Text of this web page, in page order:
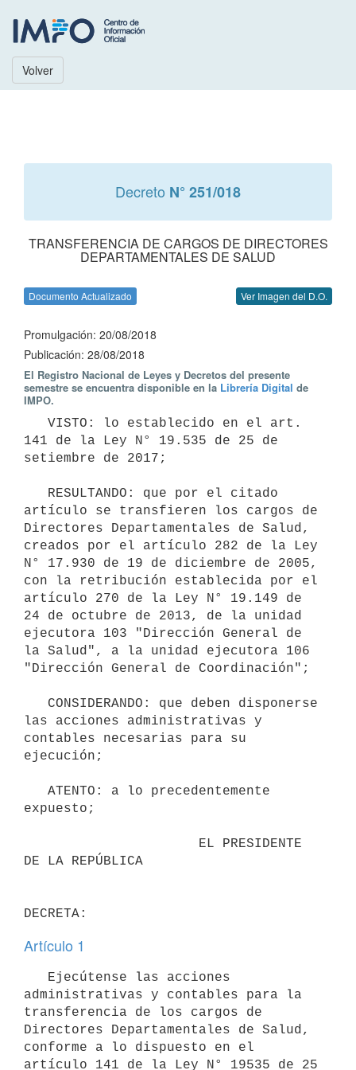
Volver
Decreto N° 251/018
TRANSFERENCIA DE CARGOS DE DIRECTORES
DEPARTAMENTALES DE SALUD
Documento Actualizado Ver Imagen del D.O.
Promulgación: 20/08/2018
Publicación: 28/08/2018
El Registro Nacional de Leyes y Decretos del presente
semestre se encuentra disponible en la Librería Digital de
IMPO.
141 de la Ley N° 19.535 de 25 de
setiembre de 2017;
artículo se transfieren los cargos de
Directores Departamentales de Salud,
creados por el artículo 282 de la Ley
N° 17.930 de 19 de diciembre de 2005,
con la retribución establecida por el
artículo 270 de la Ley N° 19.149 de
24 de octubre de 2013, de la unidad
ejecutora 103 "Dirección General de
la Salud", a la unidad ejecutora 106
"Dirección General de Coordinación";
las acciones administrativas y
contables necesarias para su
ejecución;
expuesto;
DE LA REPÚBLICA
Artículo 1
administrativas y contables para la
transferencia de los cargos de
Directores Departamentales de Salud,
conforme a lo dispuesto en el
artículo 141 de la Ley N° 19535 de 25